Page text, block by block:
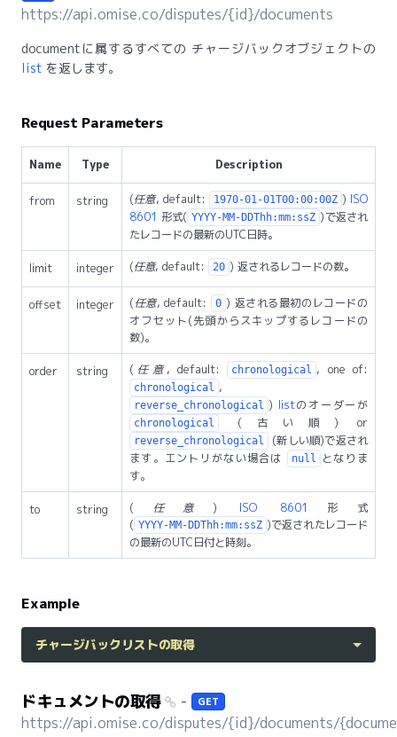
https://api.omise.co/disputes/{id}/documents
documentに属するすべての チャージバックオブジェクトの
list を返します。
Request Parameters
Name Type Description
from string (任意, default: 1970-01-01T00:00:00Z ) ISO
8601 形式( YYYY-MM-DDThh:mm:ssZ )で返され
たレコードの最新のUTC日時。
limit integer (任意, default: 20 ) 返されるレコードの数。
offset integer (任意, default: 0 ) 返される最初のレコードの
オフセット(先頭からスキップするレコードの
数)。
order string ( 任意, default: chronological , one of:
chronological ,
reverse_chronological ) listのオーダーが
chronological (古い順) or
reverse_chronological
(新しい順)で返され
ます。エントリがない場合は
null
となりま
す。
to string ( 任意 ) ISO 8601
形式
( YYYY-MM-DDThh:mm:ssZ )で返されたレコード
の最新のUTC日付と時刻。
Example
チャージバックリストの取得
ドキュメントの取得 - GET
https://api.omise.co/disputes/{id}/documents/